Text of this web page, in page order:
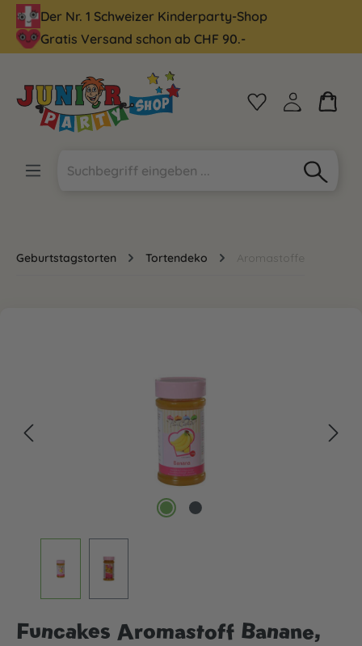
springen
Der Nr. 1 Schweizer Kinderparty-Shop
Gratis Versand schon ab CHF 90.-
Geburtstagstorten Tortendeko Aromastoffe
Funcakes Aromastoff Banane,